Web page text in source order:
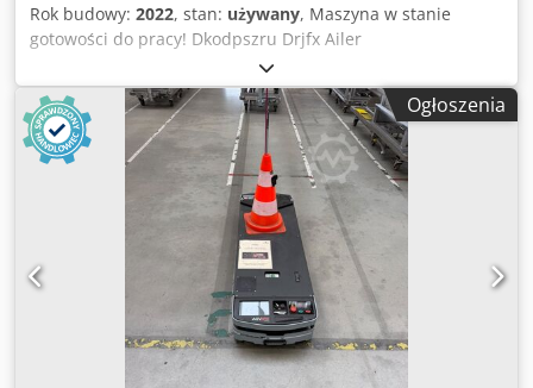
Rok budowy: 2022, stan: używany, Maszyna w stanie
gotowości do pracy! Dkodpszru Drjfx Ailer
Ogłoszenia